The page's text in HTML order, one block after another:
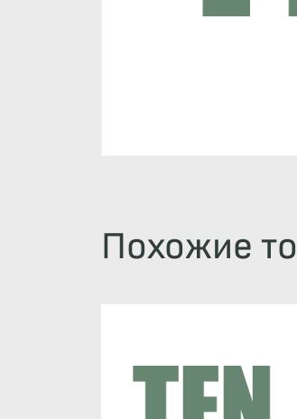
Похожие